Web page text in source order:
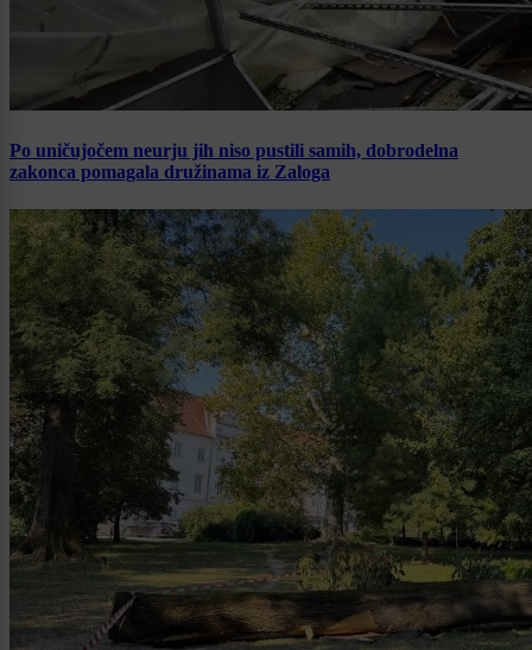
Po uničujočem neurju jih niso pustili samih, dobrodelna
zakonca pomagala družinama iz Zaloga